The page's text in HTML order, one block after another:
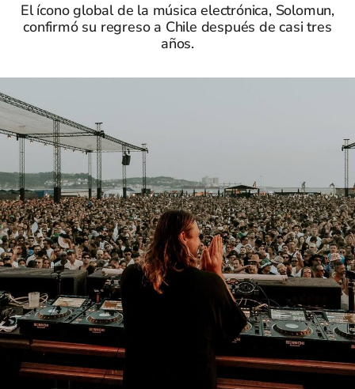
El ícono global de la música electrónica, Solomun,
confirmó su regreso a Chile después de casi tres
años.